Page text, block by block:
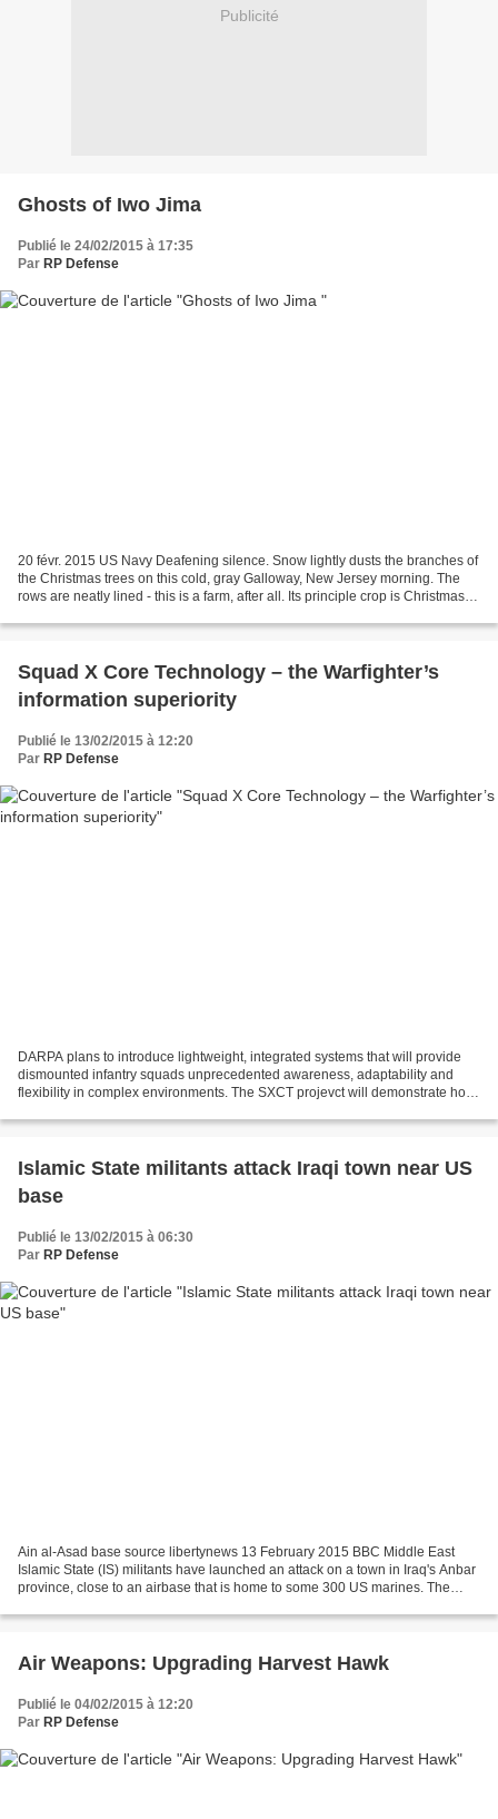
Publicité
Ghosts of Iwo Jima
Publié le 24/02/2015 à 17:35
Par RP Defense
20 févr. 2015 US Navy Deafening silence. Snow lightly dusts the branches of
the Christmas trees on this cold, gray Galloway, New Jersey morning. The
rows are neatly lined - this is a farm, after all. Its principle crop is Christmas
Squad X Core Technology – the Warfighter’s
information superiority
Publié le 13/02/2015 à 12:20
Par RP Defense
DARPA plans to introduce lightweight, integrated systems that will provide
dismounted infantry squads unprecedented awareness, adaptability and
flexibility in complex environments. The SXCT projevct will demonstrate how
Islamic State militants attack Iraqi town near US
base
Publié le 13/02/2015 à 06:30
Par RP Defense
Ain al-Asad base source libertynews 13 February 2015 BBC Middle East
Islamic State (IS) militants have launched an attack on a town in Iraq's Anbar
province, close to an airbase that is home to some 300 US marines. The
Air Weapons: Upgrading Harvest Hawk
Publié le 04/02/2015 à 12:20
Par RP Defense